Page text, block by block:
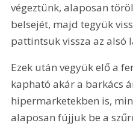
végeztünk, alaposan
belsejét, majd tegyük
pattintsuk vissza az alsó
Ezek után vegyük elő a
kapható akár a barkács
hipermarketekben is,
alaposan fújjuk be a